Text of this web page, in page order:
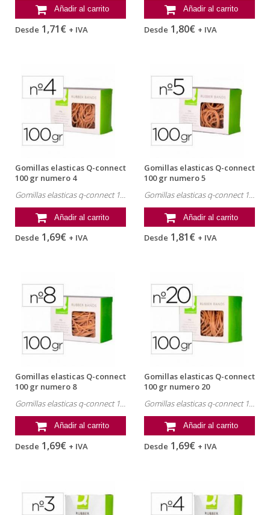
Añadir al carrito
Desde 1,71€ + IVA
Añadir al carrito
Desde 1,80€ + IVA
Gomillas elasticas Q-connect
100 gr numero 4
Gomillas elasticas q-connect 100 gr numero 4. Referencia: KF14692.
Añadir al carrito
Desde 1,69€ + IVA
Gomillas elasticas Q-connect
100 gr numero 5
Gomillas elasticas q-connect 100 gr numero 5. Referencia: KF14693.
Añadir al carrito
Desde 1,81€ + IVA
Gomillas elasticas Q-connect
100 gr numero 8
Gomillas elasticas q-connect 100 gr numero 8. Referencia: KF15045.
Añadir al carrito
Desde 1,69€ + IVA
Gomillas elasticas Q-connect
100 gr numero 20
Gomillas elasticas q-connect 100 gr numero 20. Referencia: KF15048.
Añadir al carrito
Desde 1,69€ + IVA